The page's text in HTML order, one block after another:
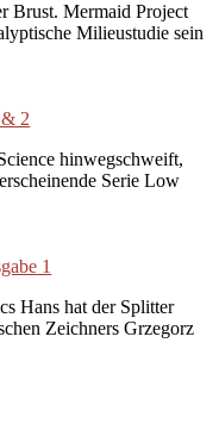
Brust. Mermaid Project
Milieustudie sein
2
hinwegschweift,
Serie Low
1
Hans hat der Splitter
Zeichners Grzegorz